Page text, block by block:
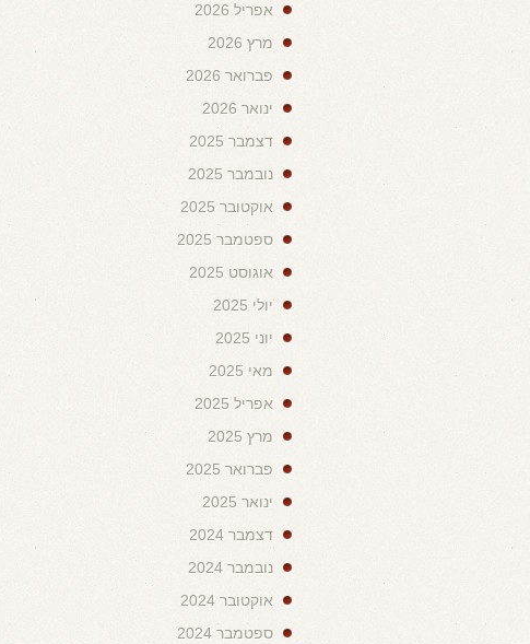
אפריל 2026
מרץ 2026
פברואר 2026
ינואר 2026
דצמבר 2025
נובמבר 2025
אוקטובר 2025
ספטמבר 2025
אוגוסט 2025
יולי 2025
יוני 2025
מאי 2025
אפריל 2025
מרץ 2025
פברואר 2025
ינואר 2025
דצמבר 2024
נובמבר 2024
אוקטובר 2024
ספטמבר 2024